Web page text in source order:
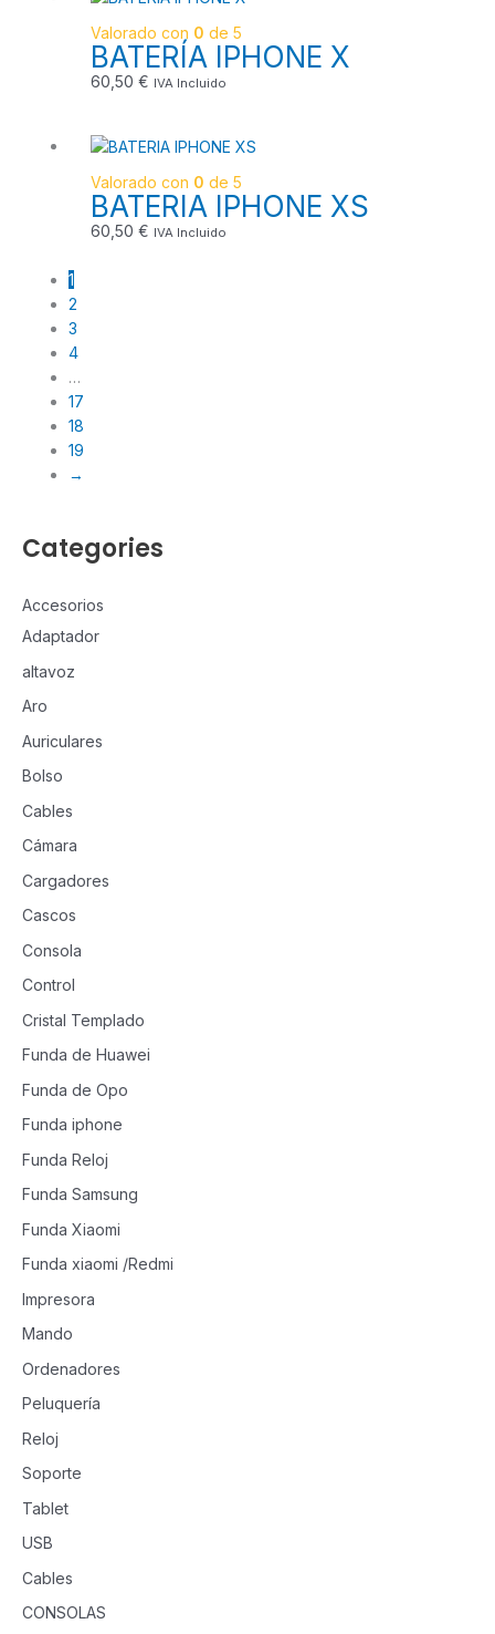
Categories
Accesorios
Adaptador
altavoz
Aro
Auriculares
Bolso
Cables
Cámara
Cargadores
Cascos
Consola
Control
Cristal Templado
Funda de Huawei
Funda de Opo
Funda iphone
Funda Reloj
Funda Samsung
Funda Xiaomi
Funda xiaomi /Redmi
Impresora
Mando
Ordenadores
Peluquería
Reloj
Soporte
Tablet
USB
Cables
CONSOLAS
Valorado con 0 de 5
BATERÍA IPHONE X
60,50 € IVA Incluido
Valorado con 0 de 5
BATERIA IPHONE XS
60,50 € IVA Incluido
1
2
3
4
…
17
18
19
→